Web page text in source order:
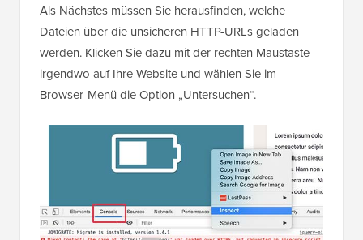
Als Nächstes müssen Sie herausfinden, welche
Dateien über die unsicheren HTTP-URLs geladen
werden. Klicken Sie dazu mit der rechten Maustaste
irgendwo auf Ihre Website und wählen Sie im
Browser-Menü die Option „Untersuchen“.